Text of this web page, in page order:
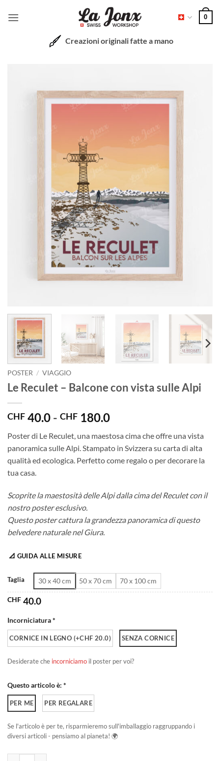
0
Creazioni originali fatte a mano
POSTER / VIAGGIO
Le Reculet – Balcone con vista sulle Alpi
CHF 40.0 - CHF 180.0Fascia
prezzo:
da
CHF 40.0
Poster di Le Reculet, una maestosa cima che offre una vista
panoramica sulle Alpi. Stampato in Svizzera su carta di alta
qualità ed ecologica. Perfetto come regalo o per decorare la
tua casa.
Scoprite la maestosità delle Alpi dalla cima del Reculet con il
nostro poster esclusivo.
Questo poster cattura la grandezza panoramica di questo
belvedere naturale nel Giura.
📐 GUIDA ALLE MISURE
Taglia 30 x 40 cm 50 x 70 cm 70 x 100 cm
CHF 40.0
Incorniciatura *
CORNICE IN LEGNO (+CHF 20.0) SENZA CORNICE
Desiderate che incorniciamo il poster per voi?
Questo articolo è: *
PER ME PER REGALARE
Se l'articolo è per te, risparmieremo sull'imballaggio raggruppando i
diversi articoli - pensiamo al pianeta! 🌍